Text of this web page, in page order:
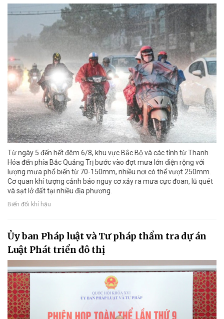
Từ ngày 5 đến hết đêm 6/8, khu vực Bắc Bộ và các tỉnh từ Thanh
Hóa đến phía Bắc Quảng Trị bước vào đợt mưa lớn diện rộng với
lượng mưa phổ biến từ 70-150mm, nhiều nơi có thể vượt 250mm.
Cơ quan khí tượng cảnh báo nguy cơ xảy ra mưa cực đoan, lũ quét
và sạt lở đất tại nhiều địa phương.
Biến đổi khí hậu
Ủy ban Pháp luật và Tư pháp thẩm tra dự án
Luật Phát triển đô thị